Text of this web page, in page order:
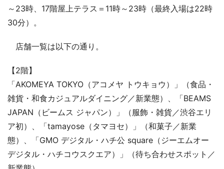
～23時、17階屋上テラス＝11時～23時（最終入場は22時
30分）。
店舗一覧は以下の通り。
【2階】
「AKOMEYA TOKYO（アコメヤ トウキョウ）」（食品・
雑貨・和食カジュアルダイニング／新業態）、「BEAMS
JAPAN（ビームス ジャパン）」（服飾・雑貨／渋谷エリ
ア初）、「tamayose（タマヨセ）」（和菓子／新業
態）、「GMO デジタル・ハチ公 square（ジーエムオー
デジタル・ハチコウスクエア）」（待ち合わせスポット／